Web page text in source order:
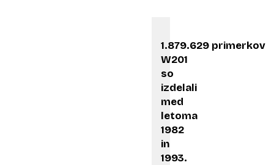
1.879.629 primerkov
W201
so
izdelali
med
letoma
1982
in
1993.